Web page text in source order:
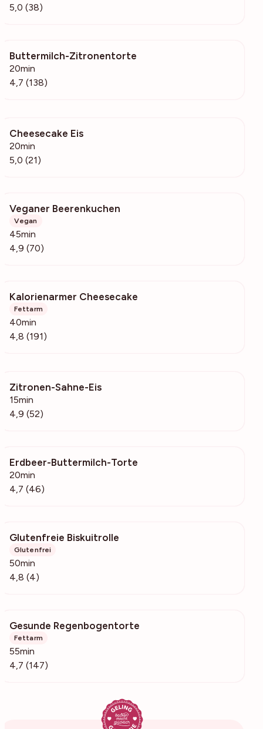
5,0 (38)
Buttermilch-Zitronentorte
20min
4,7 (138)
Cheesecake Eis
20min
5,0 (21)
Veganer Beerenkuchen
Vegan
45min
4,9 (70)
Kalorienarmer Cheesecake
Fettarm
40min
4,8 (191)
Zitronen-Sahne-Eis
15min
4,9 (52)
Erdbeer-Buttermilch-Torte
20min
4,7 (46)
Glutenfreie Biskuitrolle
Glutenfrei
50min
4,8 (4)
Gesunde Regenbogentorte
Fettarm
55min
4,7 (147)